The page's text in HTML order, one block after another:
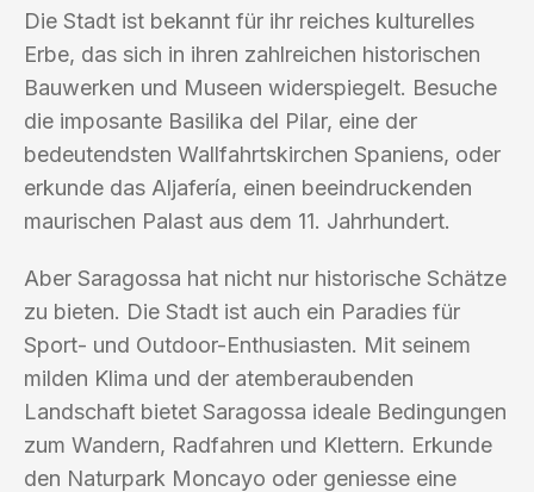
Die Stadt ist bekannt für ihr reiches kulturelles
Erbe, das sich in ihren zahlreichen historischen
Bauwerken und Museen widerspiegelt. Besuche
die imposante Basilika del Pilar, eine der
bedeutendsten Wallfahrtskirchen Spaniens, oder
erkunde das Aljafería, einen beeindruckenden
maurischen Palast aus dem 11. Jahrhundert.
Aber Saragossa hat nicht nur historische Schätze
zu bieten. Die Stadt ist auch ein Paradies für
Sport- und Outdoor-Enthusiasten. Mit seinem
milden Klima und der atemberaubenden
Landschaft bietet Saragossa ideale Bedingungen
zum Wandern, Radfahren und Klettern. Erkunde
den Naturpark Moncayo oder geniesse eine